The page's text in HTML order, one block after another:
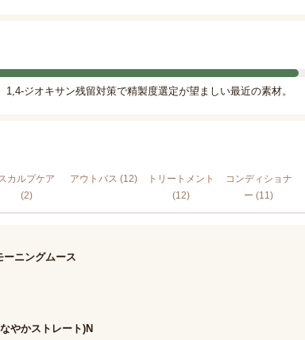
ジオキサン残留対策で精製度選定が望ましい最近の素材。
カルプケア
(2)
アウトバス (12)
トリートメント
(12)
コンディショナ
ー (11)
ーニングムース
やかストレート)N